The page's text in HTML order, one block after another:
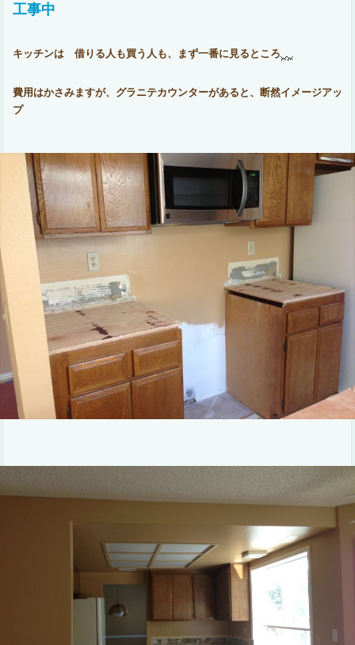
工事中
キッチンは 借りる人も買う人も、まず一番に見るところ
費用はかさみますが、グラニテカウンターがあると、断然イメージアッ
プ